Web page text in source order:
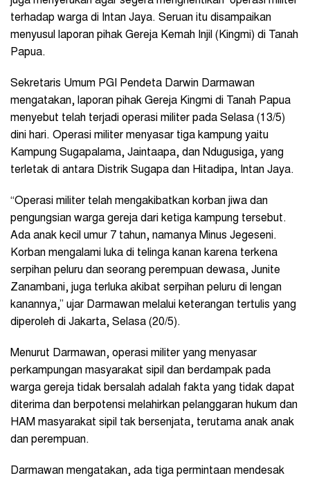
terhadap warga di Intan Jaya. Seruan itu disampaikan
menyusul laporan pihak Gereja Kemah Injil (Kingmi) di Tanah
Papua.
Sekretaris Umum PGI Pendeta Darwin Darmawan
mengatakan, laporan pihak Gereja Kingmi di Tanah Papua
menyebut telah terjadi operasi militer pada Selasa (13/5)
dini hari. Operasi militer menyasar tiga kampung yaitu
Kampung Sugapalama, Jaintaapa, dan Ndugusiga, yang
terletak di antara Distrik Sugapa dan Hitadipa, Intan Jaya.
“Operasi militer telah mengakibatkan korban jiwa dan
pengungsian warga gereja dari ketiga kampung tersebut.
Ada anak kecil umur 7 tahun, namanya Minus Jegeseni.
Korban mengalami luka di telinga kanan karena terkena
serpihan peluru dan seorang perempuan dewasa, Junite
Zanambani, juga terluka akibat serpihan peluru di lengan
kanannya,” ujar Darmawan melalui keterangan tertulis yang
diperoleh di Jakarta, Selasa (20/5).
Menurut Darmawan, operasi militer yang menyasar
perkampungan masyarakat sipil dan berdampak pada
warga gereja tidak bersalah adalah fakta yang tidak dapat
diterima dan berpotensi melahirkan pelanggaran hukum dan
HAM masyarakat sipil tak bersenjata, terutama anak anak
dan perempuan.
Darmawan mengatakan, ada tiga permintaan mendesak